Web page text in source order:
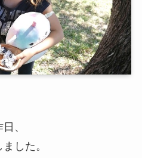
、
した。